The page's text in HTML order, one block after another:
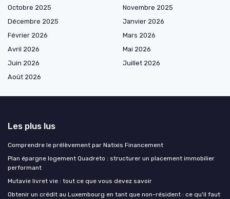
Octobre 2025
Novembre 2025
Décembre 2025
Janvier 2026
Février 2026
Mars 2026
Avril 2026
Mai 2026
Juin 2026
Juillet 2026
Août 2026
Les plus lus
Comprendre le prélèvement par Natixis Financement
Plan épargne logement Quadreto : structurer un placement immobilier
performant
Mutavie livret vie : tout ce que vous devez savoir
Obtenir un crédit au Luxembourg en tant que non-résident : ce qu'il faut